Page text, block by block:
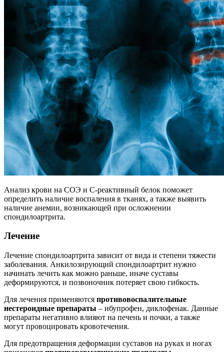
Анализ крови на СОЭ и С-реактивный белок поможет
определить наличие воспаления в тканях, а также выявить
наличие анемии, возникающей при осложнении
спондилоартрита.
Лечение
Лечение спондилоартрита зависит от вида и степени тяжести
заболевания. Анкилозирующий спондилоартрит нужно
начинать лечить как можно раньше, иначе суставы
деформируются, и позвоночник потеряет свою гибкость.
Для лечения применяются противовоспалительные
нестероидные препараты – ибупрофен, диклофенак. Данные
препараты негативно влияют на печень и почки, а также
могут провоцировать кровотечения.
Для предотвращения деформации суставов на руках и ногах